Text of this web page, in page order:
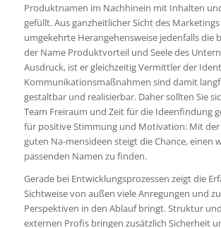
Produktnamen im Nachhinein mit Inhalten
gefüllt. Aus ganzheitlicher Sicht des
umgekehrte Herangehensweise jedenfalls die
der Name Produktvorteil und Seele des
Ausdruck, ist er gleichzeitig Vermittler der
Kommunikationsmaßnahmen sind damit
gestaltbar und realisierbar. Daher sollten Sie
Team Freiraum und Zeit für die Ideenfindung
für positive Stimmung und Motivation: Mit
guten Na-mensideen steigt die Chance, einen
passenden Namen zu finden.
Gerade bei Entwicklungsprozessen zeigt die
Sichtweise von außen viele Anregungen und
Perspektiven in den Ablauf bringt. Struktur
externen Profis bringen zusätzlich Sicherheit